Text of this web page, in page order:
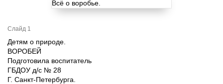
Слайд 1
Детям о природе.
ВОРОБЕЙ
Подготовила воспитатель
ГБДОУ д/с № 28
Г. Санкт-Петербурга.